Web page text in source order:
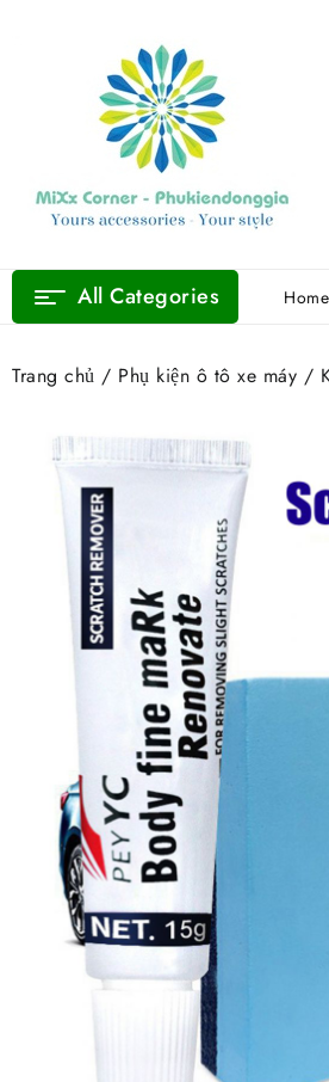
All Categories Home
Trang chủ / Phụ kiện ô tô xe máy /